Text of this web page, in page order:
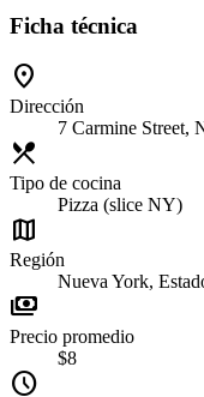
Ficha técnica
location_on
Dirección
7 Carmine Street,
restaurant_menu
Tipo de cocina
Pizza (slice NY)
map
Región
Nueva York,
payments
Precio promedio
$8
schedule